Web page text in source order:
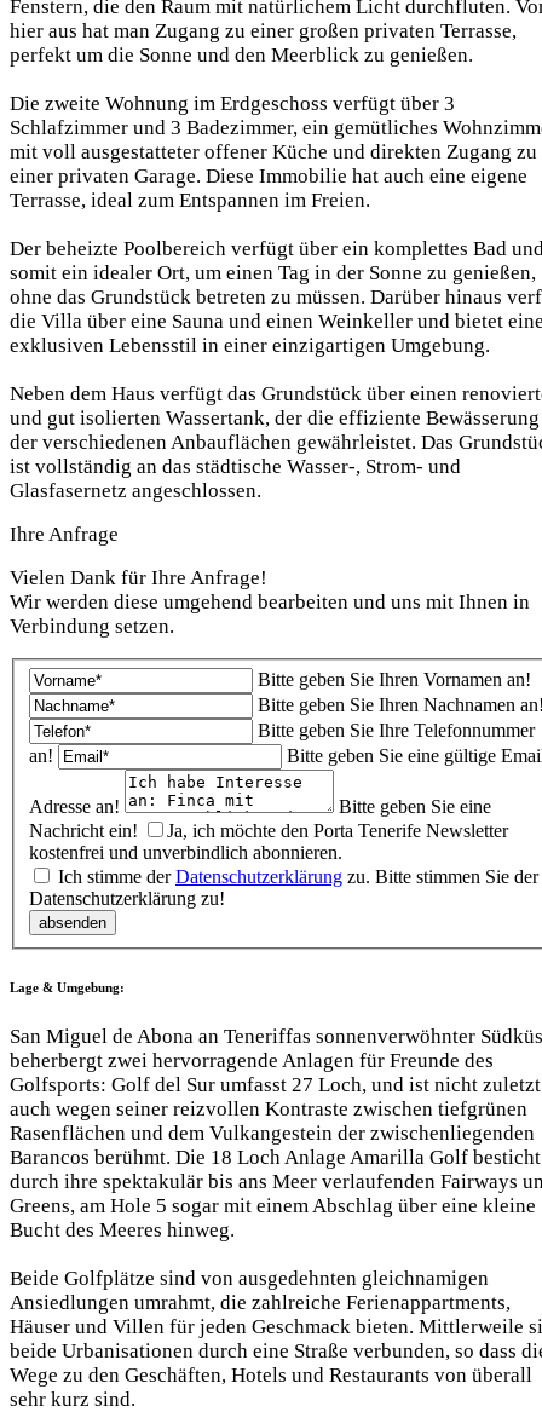
Fenstern, die den Raum mit natürlichem Licht durchfluten.
hier aus hat man Zugang zu einer großen privaten Terrasse,
perfekt um die Sonne und den Meerblick zu genießen.
Die zweite Wohnung im Erdgeschoss verfügt über 3
Schlafzimmer und 3 Badezimmer, ein gemütliches
mit voll ausgestatteter offener Küche und direkten Zugang zu
einer privaten Garage. Diese Immobilie hat auch eine eigene
Terrasse, ideal zum Entspannen im Freien.
Der beheizte Poolbereich verfügt über ein komplettes Bad
somit ein idealer Ort, um einen Tag in der Sonne zu genießen,
ohne das Grundstück betreten zu müssen. Darüber hinaus
die Villa über eine Sauna und einen Weinkeller und bietet
exklusiven Lebensstil in einer einzigartigen Umgebung.
Neben dem Haus verfügt das Grundstück über einen
und gut isolierten Wassertank, der die effiziente Bewässerung
der verschiedenen Anbauflächen gewährleistet. Das
ist vollständig an das städtische Wasser-, Strom- und
Glasfasernetz angeschlossen.
Ihre Anfrage
Vielen Dank für Ihre Anfrage!
Wir werden diese umgehend bearbeiten und uns mit Ihnen in
Verbindung setzen.
Bitte geben Sie Ihren Vornamen an!
Bitte geben Sie Ihren Nachnamen
Bitte geben Sie Ihre Telefonnummer
an!
Bitte geben Sie eine gültige
Adresse an!
Bitte geben Sie eine
Nachricht ein!
Ja, ich möchte den Porta Tenerife Newsletter
kostenfrei und unverbindlich abonnieren.
Ich stimme derDatenschutzerklärung zu. Bitte stimmen Sie der
Datenschutzerklärung zu!
Lage & Umgebung:
San Miguel de Abona an Teneriffas sonnenverwöhnter
beherbergt zwei hervorragende Anlagen für Freunde des
Golfsports: Golf del Sur umfasst 27 Loch, und ist nicht zuletzt
auch wegen seiner reizvollen Kontraste zwischen tiefgrünen
Rasenflächen und dem Vulkangestein der zwischenliegenden
Barancos berühmt. Die 18 Loch Anlage Amarilla Golf besticht
durch ihre spektakulär bis ans Meer verlaufenden Fairways
Greens, am Hole 5 sogar mit einem Abschlag über eine kleine
Bucht des Meeres hinweg.
Beide Golfplätze sind von ausgedehnten gleichnamigen
Ansiedlungen umrahmt, die zahlreiche Ferienappartments,
Häuser und Villen für jeden Geschmack bieten. Mittlerweile
beide Urbanisationen durch eine Straße verbunden, so dass
Wege zu den Geschäften, Hotels und Restaurants von überall
sehr kurz sind.